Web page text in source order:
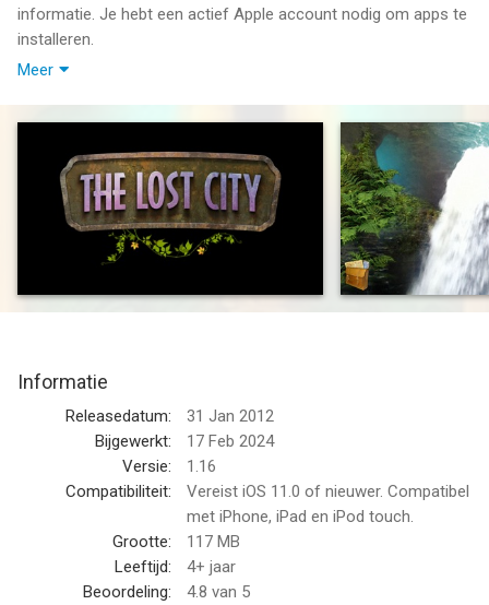
informatie. Je hebt een actief Apple account nodig om apps te
installeren.
Niemand geloofde haar. Zelfs jij niet, haar lievelingskleinkind.
Maar ze had gelijk. En meer dan je je ooit zou kunnen
voorstellen.
De stad voor je, diepliggend in het mistige bos, kan niet op elke
kaart worden gevonden. Het zou eigenlijk niet eens moeten
bestaan. Maar hoewel het al lang slaapt, voel je een
De legende gaat dat de bevolking die deze stad heeft gebouwd
op de een of andere manier de seizoenen kon bespelen. Maar
niemand luisterde naar legendes.
Niemand. Behalve oma.
En ze had gelijk.
Je kijkt opnieuw naar het kunstobject die ze je heeft gegeven.
Meer
Informatie
Releasedatum:
31 Jan 2012
Bijgewerkt:
17 Feb 2024
Versie:
1.16
Compatibiliteit:
Vereist iOS 11.0 of nieuwer. Compatibel
met iPhone, iPad en iPod touch.
Grootte:
117 MB
Leeftijd:
4+ jaar
Beoordeling:
4.8 van 5